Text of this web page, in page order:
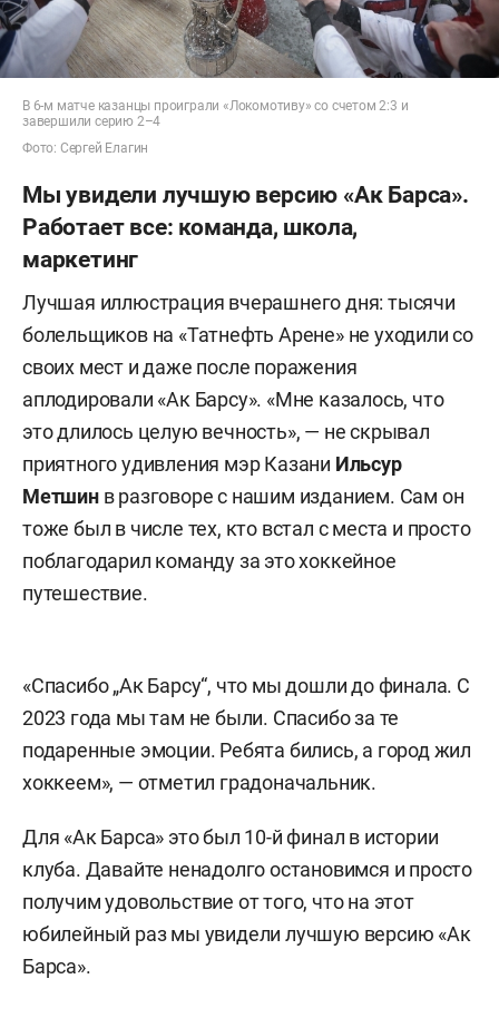
В 6-м матче казанцы проиграли «Локомотиву» со счетом 2:3 и
завершили серию 2–4
Фото: Сергей Елагин
Мы увидели лучшую версию «Ак Барса».
Работает все: команда, школа,
маркетинг
Лучшая иллюстрация вчерашнего дня: тысячи
болельщиков на «Татнефть Арене» не уходили со
своих мест и даже после поражения
аплодировали «Ак Барсу». «Мне казалось, что
это длилось целую вечность», — не скрывал
приятного удивления мэр Казани Ильсур
Метшин в разговоре с нашим изданием. Сам он
тоже был в числе тех, кто встал с места и просто
поблагодарил команду за это хоккейное
путешествие.
«Спасибо „Ак Барсу“, что мы дошли до финала. С
2023 года мы там не были. Спасибо за те
подаренные эмоции. Ребята бились, а город жил
хоккеем», — отметил градоначальник.
Для «Ак Барса» это был 10-й финал в истории
клуба. Давайте ненадолго остановимся и просто
получим удовольствие от того, что на этот
юбилейный раз мы увидели лучшую версию «Ак
Барса».